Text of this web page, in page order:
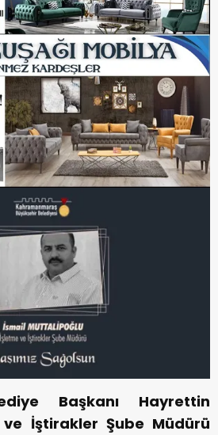
Başkanı Hayrettin
İştirakler Şube Müdürü